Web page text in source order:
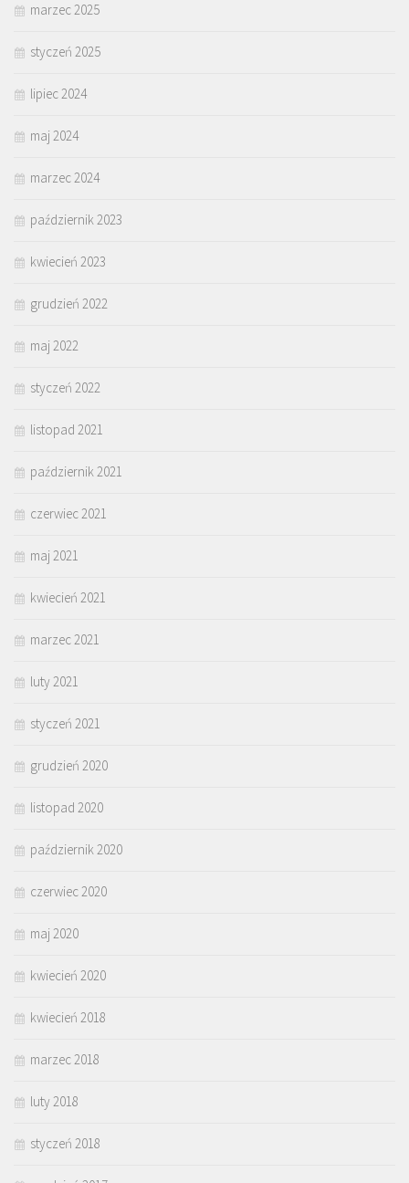
marzec 2025
styczeń 2025
lipiec 2024
maj 2024
marzec 2024
październik 2023
kwiecień 2023
grudzień 2022
maj 2022
styczeń 2022
listopad 2021
październik 2021
czerwiec 2021
maj 2021
kwiecień 2021
marzec 2021
luty 2021
styczeń 2021
grudzień 2020
listopad 2020
październik 2020
czerwiec 2020
maj 2020
kwiecień 2020
kwiecień 2018
marzec 2018
luty 2018
styczeń 2018